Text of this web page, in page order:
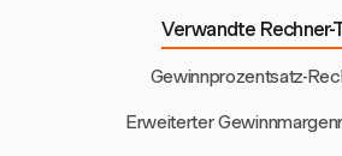
Verwandte Rechner-
Gewinnprozentsatz-
Erweiterter